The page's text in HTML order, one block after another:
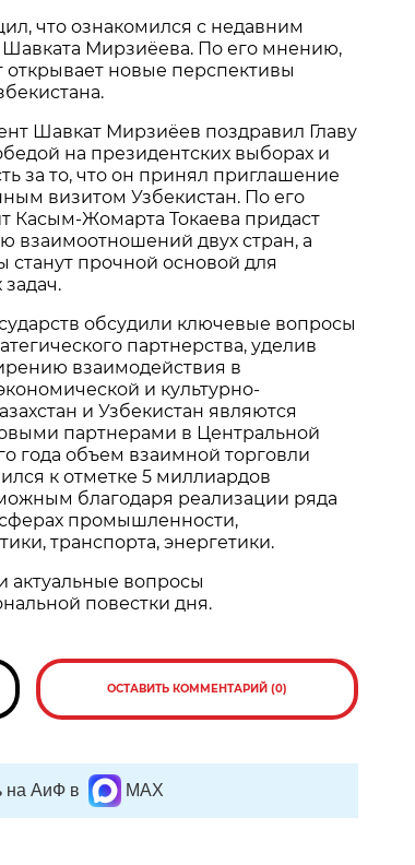
что ознакомился с недавним
Мирзиёева. По его мнению,
открывает новые перспективы
Шавкат Мирзиёев поздравил Главу
на президентских выборах и
за то, что он принял приглашение
визитом Узбекистан. По его
Касым-Жомарта Токаева придаст
взаимоотношений двух стран, а
прочной основой для
обсудили ключевые вопросы
партнерства, уделив
взаимодействия в
и культурно-
и Узбекистан являются
партнерами в Центральной
года объем взаимной торговли
к отметке 5 миллиардов
благодаря реализации ряда
промышленности,
транспорта, энергетики.
актуальные вопросы
повестки дня.
ОСТАВИТЬ КОММЕНТАРИЙ (0)
на АиФ в MAX